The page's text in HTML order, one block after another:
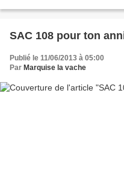
SAC 108 pour ton
Publié le 11/06/2013 à 05:00
Par Marquise la vache